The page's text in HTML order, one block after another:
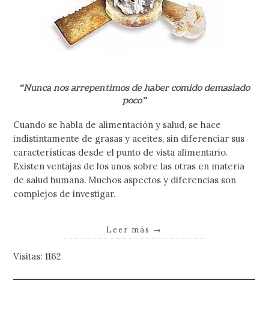
“Nunca nos arrepentimos de haber comido demasiado
poco”
Cuando se habla de alimentación y salud, se hace
indistintamente de grasas y aceites, sin diferenciar sus
características desde el punto de vista alimentario.
Existen ventajas de los unos sobre las otras en materia
de salud humana. Muchos aspectos y diferencias son
complejos de investigar.
Leer más →
Visitas: 1162